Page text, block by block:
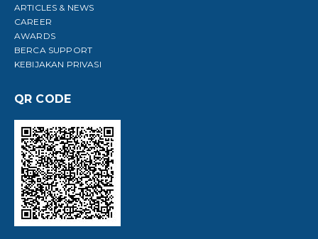
ARTICLES & NEWS
CAREER
AWARDS
BERCA SUPPORT
KEBIJAKAN PRIVASI
QR CODE